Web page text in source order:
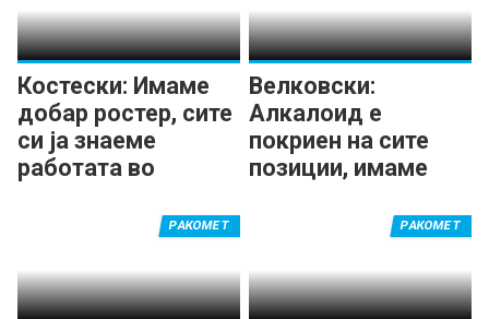
Костески: Имаме
добар ростер, сите
си ја знаеме
работата во
Велковски:
Алкалоид е
покриен на сите
позиции, имаме
РАКОМЕТ РАКОМЕТ